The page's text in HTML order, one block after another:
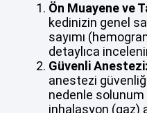
Ön Muayene ve
kedinizin genel
sayımı
detaylıca
Güvenli Anestezi:
anestezi
nedenle solunum
inhalasyon (gaz)